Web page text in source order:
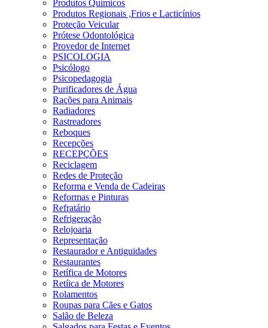
Produtos Químicos
Produtos Regionais ,Frios e Lacticínios
Proteção Veicular
Prótese Odontológica
Provedor de Internet
PSICOLOGIA
Psicólogo
Psicopedagogia
Purificadores de Água
Rações para Animais
Radiadores
Rastreadores
Reboques
Recepções
RECEPÇÕES
Reciclagem
Redes de Proteção
Reforma e Venda de Cadeiras
Reformas e Pinturas
Refratário
Refrigeração
Relojoaria
Representação
Restaurador e Antiguidades
Restaurantes
Retífica de Motores
Retíica de Motores
Rolamentos
Roupas para Cães e Gatos
Salão de Beleza